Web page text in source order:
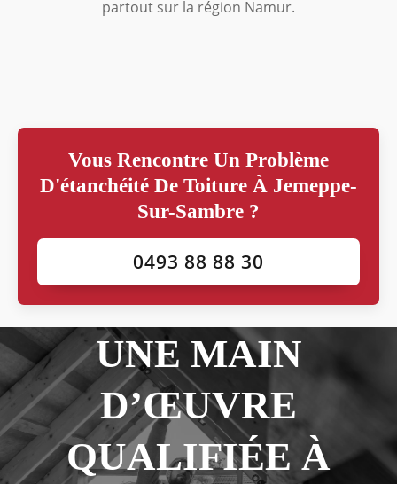
partout sur la région Namur.
Vous Rencontre Un Problème
D'étanchéité De Toiture À Jemeppe-
Sur-Sambre ?
0493 88 88 30
UNE MAIN
D’ŒUVRE
QUALIFIÉE À